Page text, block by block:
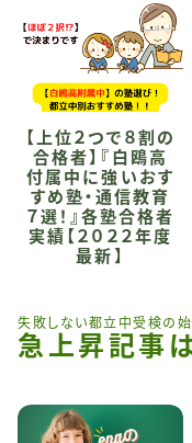
【上位２つで８割の
合格者】『白鴎高
付属中に強いおす
すめ塾・通信教育
７選！』各塾合格者
実績【２０２２年度
最新】
失敗しない都立中受検の
急上昇記事